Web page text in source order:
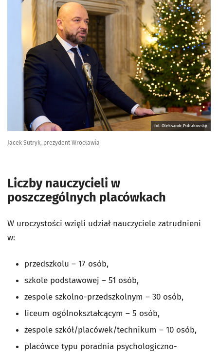
fot. Oleksandr Poliakovsky
Jacek Sutryk, prezydent Wrocławia
Liczby nauczycieli w
poszczególnych placówkach
W uroczystości wzięli udział nauczyciele zatrudnieni
w:
przedszkolu – 17 osób,
szkole podstawowej – 51 osób,
zespole szkolno-przedszkolnym – 30 osób,
liceum ogólnokształcącym – 5 osób,
zespole szkół/placówek/technikum – 10 osób,
placówce typu poradnia psychologiczno-